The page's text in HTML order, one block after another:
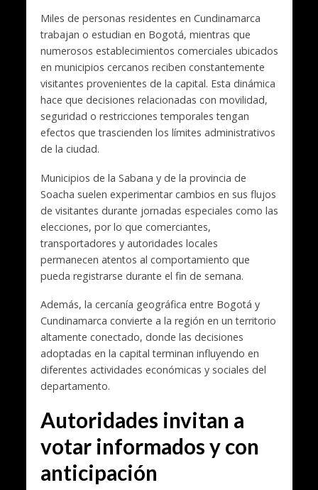
Miles de personas residentes en Cundinamarca
trabajan o estudian en Bogotá, mientras que
numerosos establecimientos comerciales ubicados
en municipios cercanos reciben constantemente
visitantes provenientes de la capital. Esta dinámica
hace que decisiones relacionadas con movilidad,
seguridad o restricciones temporales tengan
efectos que trascienden los límites administrativos
de la ciudad.
Municipios de la Sabana y de la provincia de
Soacha suelen experimentar cambios en sus flujos
de visitantes durante jornadas especiales como las
elecciones, por lo que comerciantes,
transportadores y autoridades locales
permanecen atentos al comportamiento que
pueda registrarse durante el fin de semana.
Además, la cercanía geográfica entre Bogotá y
Cundinamarca convierte a la región en un territorio
altamente conectado, donde las decisiones
adoptadas en la capital terminan influyendo en
diferentes actividades económicas y sociales del
departamento.
Autoridades invitan a
votar informados y con
anticipación